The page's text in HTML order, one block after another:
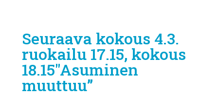
Seuraava kokous 4.3.
ruokailu 17.15, kokous
18.15″Asuminen
muuttuu”